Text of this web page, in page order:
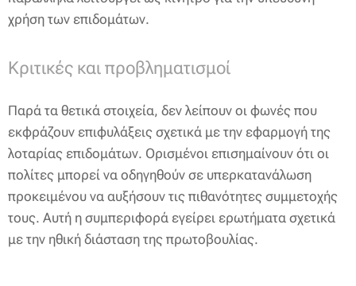
χρήση των επιδομάτων.
Κριτικές και προβληματισμοί
Παρά τα θετικά στοιχεία, δεν λείπουν οι φωνές που
εκφράζουν επιφυλάξεις σχετικά με την εφαρμογή της
λοταρίας επιδομάτων. Ορισμένοι επισημαίνουν ότι οι
πολίτες μπορεί να οδηγηθούν σε υπερκατανάλωση
προκειμένου να αυξήσουν τις πιθανότητες συμμετοχής
τους. Αυτή η συμπεριφορά εγείρει ερωτήματα σχετικά
με την ηθική διάσταση της πρωτοβουλίας.